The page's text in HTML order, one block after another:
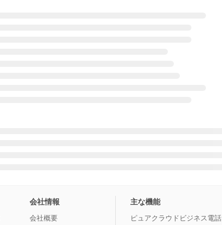
会社情報
会社概要
主な機能
ピュアクラウドビジネス電話